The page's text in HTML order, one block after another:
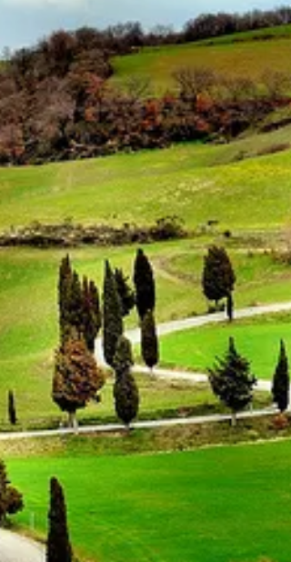
Monteriggioni é um daqueles lugares que
parecem ter saído diretamente de um livro
de história. Este pequeno burgo medieval,
cercado por...